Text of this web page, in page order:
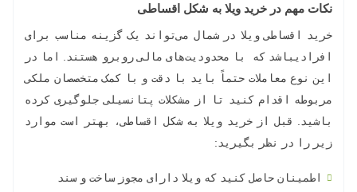
نکات مهم در خرید ویلا به شکل اقساطی
خرید اقساطی ویلا در شمال می‌تواند یک گزینه مناسب برای
افرادیباشد که با محدودیت‌های مالی روبرو هستند. اما در
این نوع معاملات حتماً باید با دقت و با کمک متخصصان ملکی
مربوطه اقدام کنید تا از مشکلات پتانسیلی جلوگیری کرده
باشید. قبل از خرید ویلا به شکل اقساطی، بهتر است موارد
زیر را در نظر بگیرید:
اطمینان حاصل کنید که ویلا دارای مجوز ساخت و سند